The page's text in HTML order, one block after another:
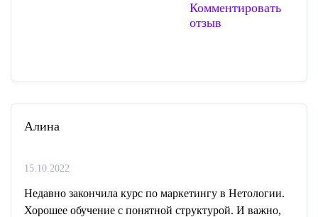
Комментировать
отзыв
Алина
15.10.2022
Недавно закончила курс по маркетингу в Нетологии.
Хорошее обучение с понятной структурой. И важно,